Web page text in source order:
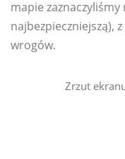
mapie zaznaczyliśmy
najbezpieczniejszą),
wrogów.
Zrzut